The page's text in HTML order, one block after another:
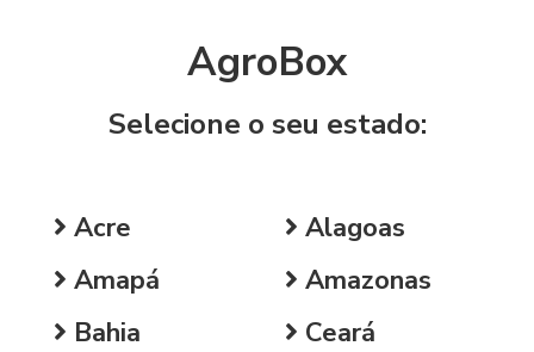
AgroBox
Selecione o seu estado:
Acre
Alagoas
Amapá
Amazonas
Bahia
Ceará